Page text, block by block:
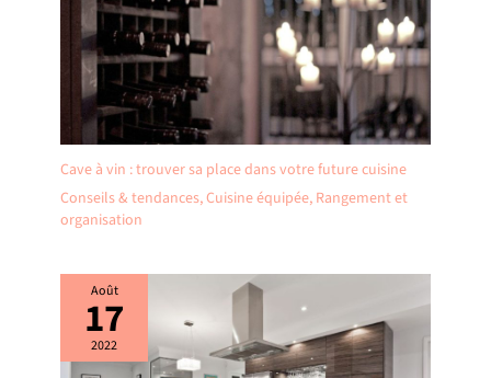
sont fabriqués en
Europe.
Cave à vin : trouver sa place dans votre future cuisine
Conseils & tendances,Cuisine équipée, Rangement et
organisation
Août
17
2022